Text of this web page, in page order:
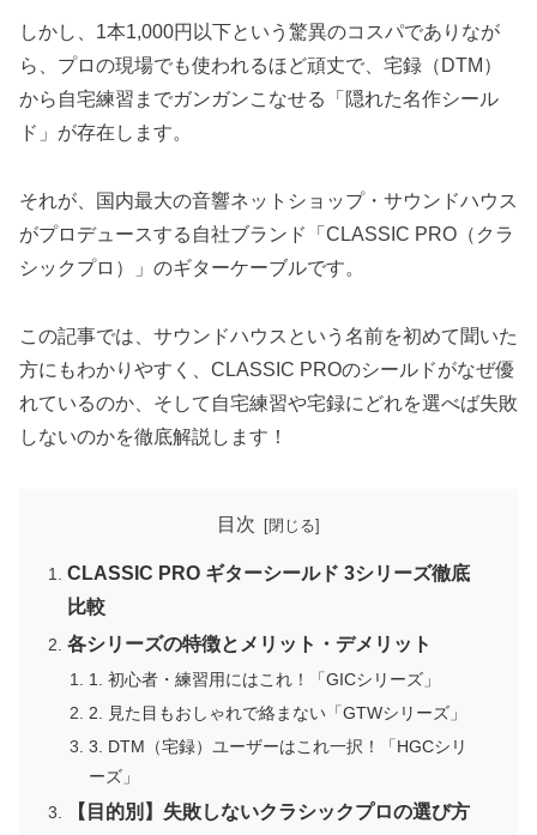
しかし、1本1,000円以下という驚異のコスパでありなが
ら、プロの現場でも使われるほど頑丈で、宅録（DTM）
から自宅練習までガンガンこなせる「隠れた名作シール
ド」が存在します。
それが、国内最大の音響ネットショップ・サウンドハウス
がプロデュースする自社ブランド「CLASSIC PRO（クラ
シックプロ）」のギターケーブルです。
この記事では、サウンドハウスという名前を初めて聞いた
方にもわかりやすく、CLASSIC PROのシールドがなぜ優
れているのか、そして自宅練習や宅録にどれを選べば失敗
しないのかを徹底解説します！
目次
CLASSIC PRO ギターシールド 3シリーズ徹底
比較
各シリーズの特徴とメリット・デメリット
1. 初心者・練習用にはこれ！「GICシリーズ」
2. 見た目もおしゃれで絡まない「GTWシリーズ」
3. DTM（宅録）ユーザーはこれ一択！「HGCシリ
ーズ」
【目的別】失敗しないクラシックプロの選び方